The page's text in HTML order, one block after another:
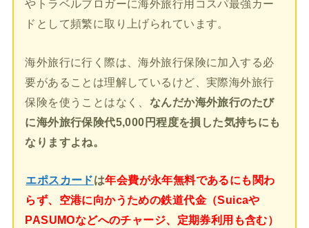
やトラベルブロガーに海外旅行用コスパ最強カー
ドとして頻繁に取り上げられています。
海外旅行に行く際は、海外旅行保険に加入する必
要があることは理解しているけど、実際海外旅行
保険を使うことはなく、 なんだか海外旅行のたび
に海外旅行保険代5,000円程度を損した気持ちにも
なりますよね。
エポスカードは年会費が永年無料であるにも関わ
らず、空港に向かうための鉄道代金（Suicaや
PASUMOなどへのチャージ、定期券利用も含む）